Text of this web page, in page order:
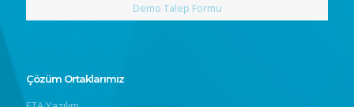
Demo Talep Formu
Çözüm Ortaklarımız